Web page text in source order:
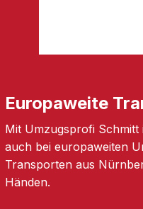
Europaweite
Mit Umzugsprofi Schmitt
auch bei europaweiten
Transporten aus
Händen.